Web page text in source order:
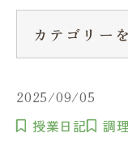
卒業生の方へ在学
2025/09/05
授業日記 調
カテゴリー